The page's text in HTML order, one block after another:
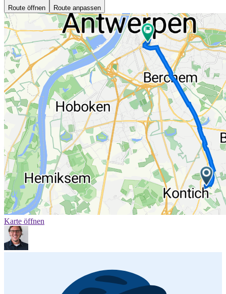
Route öffnen Route anpassen
Karte öffnen